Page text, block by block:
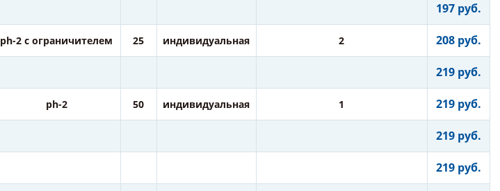
197 руб.
ph-2 с ограничителем 25 индивидуальная 2 208 руб.
219 руб.
ph-2 50 индивидуальная 1 219 руб.
219 руб.
219 руб.